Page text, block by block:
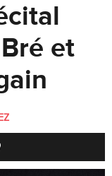
et